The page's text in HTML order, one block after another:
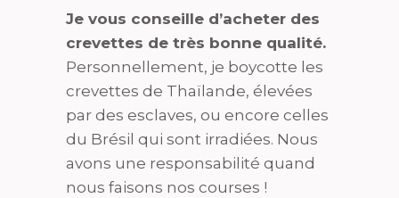
Je vous conseille d’acheter des
crevettes de très bonne qualité.
Personnellement, je boycotte les
crevettes de Thaïlande, élevées
par des esclaves, ou encore celles
du Brésil qui sont irradiées. Nous
avons une responsabilité quand
nous faisons nos courses !